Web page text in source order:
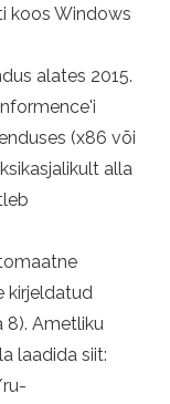
koos Windows
alates 2015.
(x86 või
alla
kirjeldatud
8). Ametliku
laadida siit: